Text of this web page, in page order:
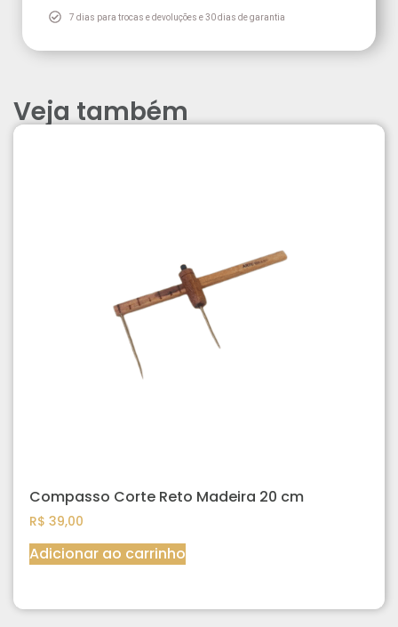
7 dias para trocas e devoluções e 30 dias de garantia
Veja também
Compasso Corte Reto Madeira 20 cm
R$ 39,00
Adicionar ao carrinho